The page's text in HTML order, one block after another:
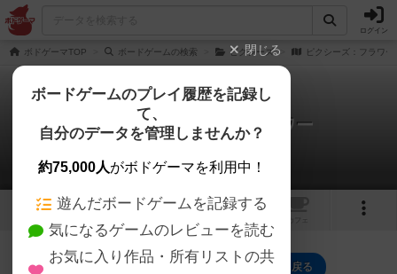
ログイン
ボドゲーマTOP ボードゲームの検索 ピクシーズ ピクシーズ：フラワー
ピクシーズ：フラワーパワー
0件の戦略やコツ
1 1
ピクシーズ：フラワーパワーのトップに戻る
閉じる
ボードゲームのプレイ履歴を記録し
て、
自分のデータを管理しませんか？
約75,000人がボドゲーマを利用中！
遊んだボードゲームを記録する
気になるゲームのレビューを読む
お気に入り作品・所有リストの共